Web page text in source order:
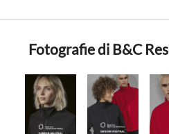
Fotografie di B&C